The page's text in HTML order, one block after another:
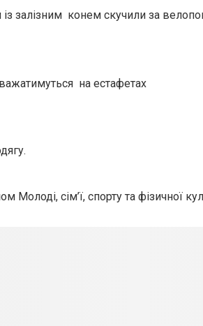
залізним конем скучили за
на естафетах
Молоді, сім’ї, спорту та фізичної